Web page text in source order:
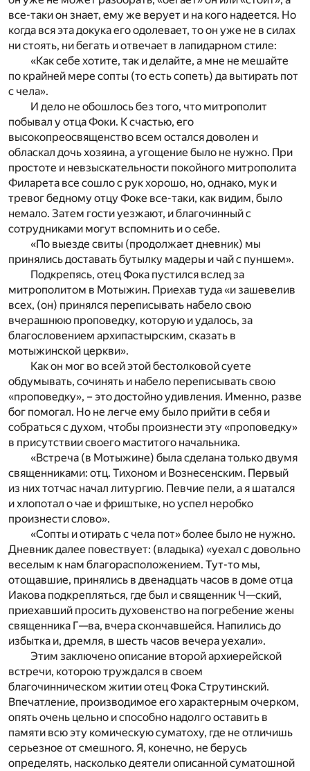
все-таки он знает, ему же верует и на кого надеется. Но
когда вся эта докука его одолевает, то он уже не в силах
ни стоять, ни бегать и отвечает в лапидарном стиле:
«Как себе хотите, так и делайте, а мне не мешайте
по крайней мере сопты (то есть сопеть) да вытирать пот
с чела».
И дело не обошлось без того, что митрополит
побывал у отца Фоки. К счастью, его
высокопреосвященство всем остался доволен и
обласкал дочь хозяина, а угощение было не нужно. При
простоте и невзыскательности покойного митрополита
Филарета все сошло с рук хорошо, но, однако, мук и
тревог бедному отцу Фоке все-таки, как видим, было
немало. Затем гости уезжают, и благочинный с
сотрудниками могут вспомнить и о себе.
«По выезде свиты (продолжает дневник) мы
принялись доставать бутылку мадеры и чай с пуншем».
Подкрепясь, отец Фока пустился вслед за
митрополитом в Мотыжин. Приехав туда «и зашевелив
всех, (он) принялся переписывать набело свою
вчерашнюю проповедку, которую и удалось, за
благословением архипастырским, сказать в
мотыжинской церкви».
Как он мог во всей этой бестолковой суете
обдумывать, сочинять и набело переписывать свою
«проповедку», – это достойно удивления. Именно, разве
бог помогал. Но не легче ему было прийти в себя и
собраться с духом, чтобы произнести эту «проповедку»
в присутствии своего маститого начальника.
«Встреча (в Мотыжине) была сделана только двумя
священниками: отц. Тихоном и Вознесенским. Первый
из них тотчас начал литургию. Певчие пели, а я шатался
и хлопотал о чае и фриштыке, но успел неробко
произнести слово».
«Сопты и отирать с чела пот» более было не нужно.
Дневник далее повествует: (владыка) «уехал с довольно
веселым к нам благорасположением. Тут-то мы,
отощавшие, принялись в двенадцать часов в доме отца
Иакова подкрепляться, где был и священник Ч—ский,
приехавший просить духовенство на погребение жены
священника Г—ва, вчера скончавшейся. Напились до
избытка и, дремля, в шесть часов вечера уехали».
Этим заключено описание второй архиерейской
встречи, которою труждался в своем
благочинническом житии отец Фока Струтинский.
Впечатление, производимое его характерным очерком,
опять очень цельно и способно надолго оставить в
памяти всю эту комическую суматоху, где не отличишь
серьезное от смешного. Я, конечно, не берусь
определять, насколько деятели описанной суматошной